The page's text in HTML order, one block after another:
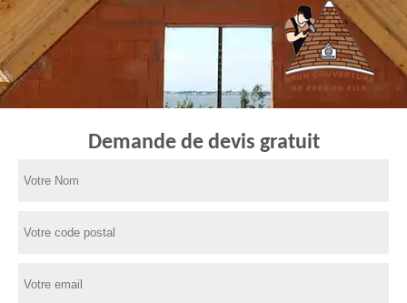
Demande de devis gratuit